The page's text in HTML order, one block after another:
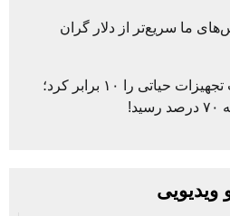
ما سریع‌تر از دلار گران
شوک ارزی جدید، قیمت تجهیزات حیاتی را ۱۰ برابر کرد؛